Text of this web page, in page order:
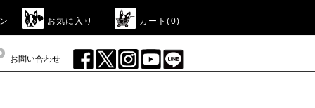
お気に入り カート(0)
お問い合わせ